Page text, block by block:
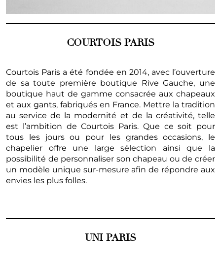
COURTOIS PARIS
Courtois Paris a été fondée en 2014, avec l’ouverture
de sa toute première boutique Rive Gauche, une
boutique haut de gamme consacrée aux chapeaux
et aux gants, fabriqués en France. Mettre la tradition
au service de la modernité et de la créativité, telle
est l’ambition de Courtois Paris. Que ce soit pour
tous les jours ou pour les grandes occasions, le
chapelier offre une large sélection ainsi que la
possibilité de personnaliser son chapeau ou de créer
un modèle unique sur-mesure afin de répondre aux
envies les plus folles.
UNI PARIS